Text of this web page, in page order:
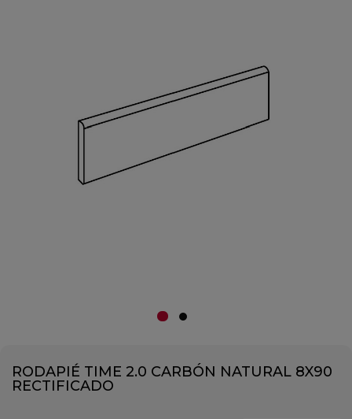
RODAPIÉ TIME 2.0 CARBÓN NATURAL 8X90
RECTIFICADO